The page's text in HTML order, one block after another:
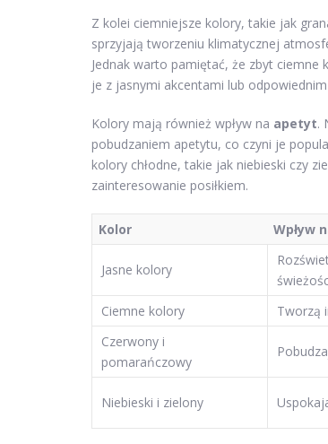
Z kolei ciemniejsze kolory, takie jak
sprzyjają tworzeniu klimatycznej
Jednak warto pamiętać, że zbyt
je z jasnymi akcentami lub
Kolory mają również wpływ na apetyt.
pobudzaniem apetytu, co czyni je
kolory chłodne, takie jak niebieski czy
zainteresowanie posiłkiem.
Kolor Wpływ
Jasne kolory
Ciemne kolory Tworzą
Czerwony i
pomarańczowy
Niebieski i zielony